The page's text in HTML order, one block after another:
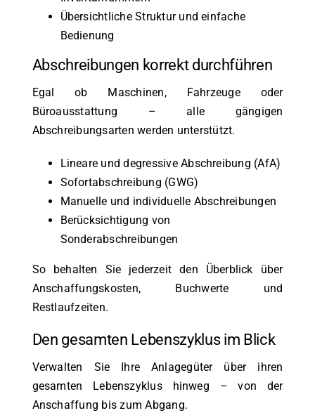
Übersichtliche Struktur und einfache
Bedienung
Abschreibungen korrekt durchführen
Egal ob Maschinen, Fahrzeuge oder
Büroausstattung – alle gängigen
Abschreibungsarten werden unterstützt.
Lineare und degressive Abschreibung (AfA)
Sofortabschreibung (GWG)
Manuelle und individuelle Abschreibungen
Berücksichtigung von
Sonderabschreibungen
So behalten Sie jederzeit den Überblick über
Anschaffungskosten, Buchwerte und
Restlaufzeiten.
Den gesamten Lebenszyklus im Blick
Verwalten Sie Ihre Anlagegüter über ihren
gesamten Lebenszyklus hinweg – von der
Anschaffung bis zum Abgang.